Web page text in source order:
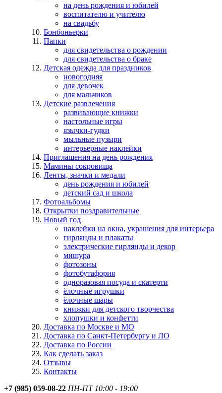
на день рождения и юбилей
воспитателю и учителю
на свадьбу
Бонбоньерки
Папки
для свидетельства о рождении
для свидетельства о браке
Детская одежда для праздников
новогодняя
для девочек
для мальчиков
Детские развлечения
развивающие книжки
настольные игры
язычки-гудки
мыльные пузыри
интерьерные наклейки
Приглашения на день рождения
Мамины сокровища
Ленты, значки и медали
день рождения и юбилей
детский сад и школа
Фотоальбомы
Открытки поздравительные
Новый год
наклейки на окна, украшения для интерьера
гирлянды и плакаты
электрические гирлянды и декор
мишура
фотозоны
фотобутафория
одноразовая посуда и скатерти
ёлочные игрушки
ёлочные шары
книжки для детского творчества
хлопушки и конфетти
Доставка по Москве и МО
Доставка по Санкт-Петербургу и ЛО
Доставка по России
Как сделать заказ
Отзывы
Контакты
+7 (985) 059-08-22 ПН-ПТ 10:00 - 19:00